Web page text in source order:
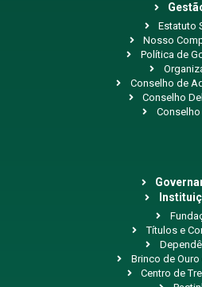
Estatuto
Nosso
Política de
Conselho de
Conselho
Conselho
Títulos e
Brinco de Ouro
Centro de